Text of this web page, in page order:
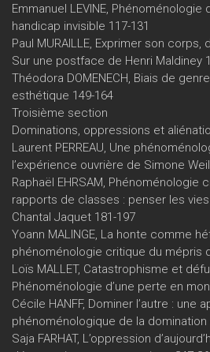
Emmanuel LEVINE,
handicap invisible 117-131
Paul MURAILLE, Exprimer son corps,
Sur une postface de Henri Maldiney
Théodora DOMENECH, Biais de
esthétique 149-164
Troisième section
Dominations, oppressions et
Laurent PERREAU, Une
l’expérience ouvrière de Simone
Raphaël EHRSAM,
rapports de classes : penser les
Chantal Jaquet 181-197
Yoann MALINGE, La honte comme
phénoménologie critique du mépris
Loïs MALLET, Catastrophisme et
Phénoménologie d’une perte en
Cécile HANFF, Dominer l’autre : une
phénoménologique de la domination
Saja FARHAT, L’oppression